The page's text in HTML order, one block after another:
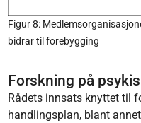
Figur 8:
bidrar til forebygging
Forskning på
Rådets innsats knyttet til
handlingsplan, blant